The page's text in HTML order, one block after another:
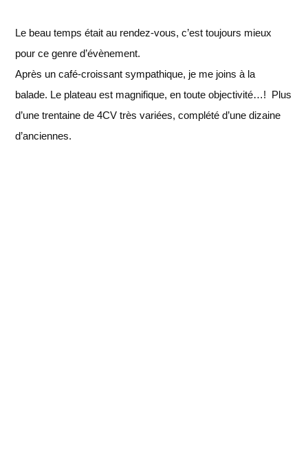
Le beau temps était au rendez-vous, c’est toujours mieux
pour ce genre d’évènement.
Après un café-croissant sympathique, je me joins à la
balade. Le plateau est magnifique, en toute objectivité…! Plus
d’une trentaine de 4CV très variées, complété d’une dizaine
d’anciennes.